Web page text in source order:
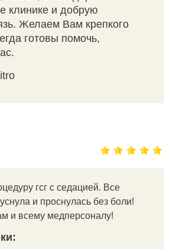
клинике и добрую
Желаем Вам крепкого
готовы помочь,
гсг с седацией. Все
и проснулась без боли!
и всему медперсоналу!